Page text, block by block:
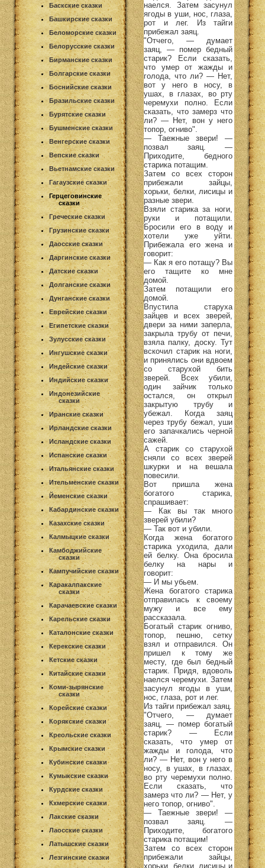
Баскские сказки
Башкирские сказки
Беломорские сказки
Белорусские сказки
Бирманские сказки
Болгарские сказки
Боснийские сказки
Бразильские сказки
Бурятские сказки
Бушменские сказки
Венгерские сказки
Вепские сказки
Вьетнамские сказки
Гагаузские сказки
Герцеговинские
сказки
Греческие сказки
Грузинские сказки
Даосские сказки
Даргинские сказки
Датские сказки
Долганские сказки
Дунганские сказки
Еврейские сказки
Египетские сказки
Зулусские сказки
Ингушские сказки
Индейские сказки
Индийские сказки
Индонезийские
сказки
Иранские сказки
Ирландские сказки
Исландские сказки
Испанские сказки
Итальянские сказки
Ительменские сказки
Йеменские сказки
Кабардинские сказки
Казахские сказки
Калмыцкие сказки
Камбоджийские
сказки
Кампучийские сказки
Каракалпакские
сказки
Карачаевские сказки
Карельские сказки
Каталонские сказки
Керекские сказки
Кетские сказки
Китайские сказки
Коми-зырянские
сказки
Корейские сказки
Корякские сказки
Креольские сказки
Крымские сказки
Кубинские сказки
Кумыкские сказки
Курдские сказки
Кхмерские сказки
Лакские сказки
Лаосские сказки
Латышские сказки
Лезгинские сказки
наелся. Затем засунул
ягоды в уши, нос, глаза,
рот и лег. Из тайги
прибежал заяц.
"Отчего, — думает
заяц, — помер бедный
старик? Если сказать,
что умер от жажды и
голода, что ли? — Нет,
вот у него в носу, в
ушах, в глазах, во рту
черемухи полно. Если
сказать, что замерз что
ли? — Нет, вон у него
топор, огниво".
— Таежные звери! —
позвал заяц. —
Приходите, бедного
старика потащим.
Затем со всех сторон
прибежали зайцы,
хорьки, белки, лисицы и
разные звери.
Взяли старика за ноги,
руки и потащили.
Бросили его в воду и
хотели уже уйти.
Прибежала его жена и
говорит:
— Как я его потащу? Вы
его тащите ко мне
домой.
Затем потащили его
домой.
Впустила старуха
зайцев и всех зверей,
двери за ними заперла,
закрыла трубу от печи,
взяла палку, доску. Тут
вскочил старик на ноги,
и принялись они вдвоем
со старухой бить
зверей. Всех убили,
один зайчик только
остался, он открыл
закрытую трубу и
убежал. Когда заяц
через трубу бежал, уши
его запачкались черной
сажей.
А старик со старухой
сняли со всех зверей
шкурки и на вешала
повесили.
Вот пришла жена
богатого старика,
спрашивает:
— Как вы так много
зверей убили?
— Так вот и убили.
Когда жена богатого
старика уходила, дали
ей белку. Она бросила
белку на нары и
говорит:
— И мы убьем.
Жена богатого старика
отправилась к своему
мужу и все ему
рассказала.
Богатый старик огниво,
топор, пешню, сетку
взял и отправился. Он
пришел к тому же
месту, где был бедный
старик. Придя, вдоволь
наелся черемухи. Затем
засунул ягоды в уши,
нос, глаза, рот и лег.
Из тайги прибежал заяц.
"Отчего, — думает
заяц, — помер богатый
старик? — Если
сказать, что умер от
жажды и голода, что
ли? — Нет, вон у него в
носу, в ушах, в глазах,
во рту черемухи полно.
Если сказать, что
замерз что ли? — Нет, у
него топор, огниво".
— Таежные звери! —
позвал заяц. —
Приходите, богатого
старика потащим!
Затем со всех сторон
прибежали зайцы,
хорьки, белки, лисицы и